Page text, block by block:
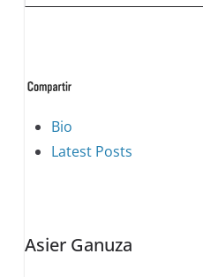
The
following
content
Bio
Latest Posts
Asier Ganuza